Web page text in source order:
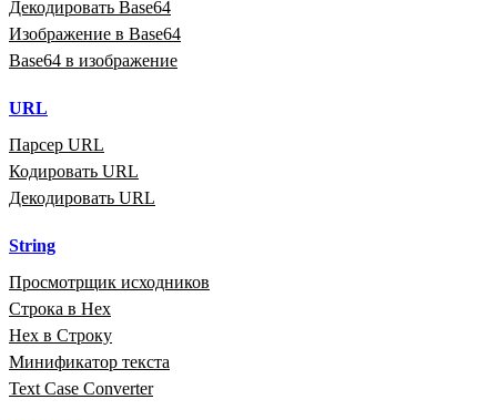
Декодировать Base64
Изображение в Base64
Base64 в изображение
URL
Парсер URL
Кодировать URL
Декодировать URL
String
Просмотрщик исходников
Строка в Hex
Hex в Строку
Минификатор текста
Text Case Converter